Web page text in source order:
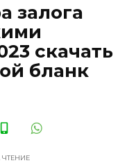
залога
скачать
бланк
ЧТЕНИЕ